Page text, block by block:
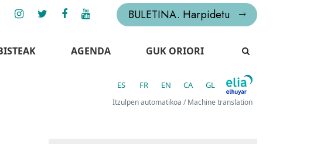
BULETINA. Harpidetu
AGENDA GUK ORIORI
ES FR EN CA GL
Itzulpen automatikoa / Machine translation